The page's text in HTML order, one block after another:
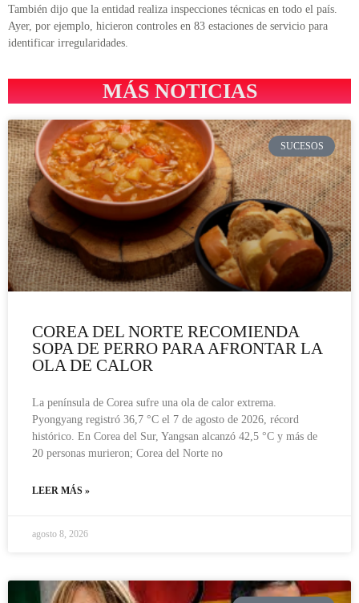
También dijo que la entidad realiza inspecciones técnicas en todo el país.
Ayer, por ejemplo, hicieron controles en 83 estaciones de servicio para
identificar irregularidades.
MÁS NOTICIAS
SUCESOS
COREA DEL NORTE RECOMIENDA
SOPA DE PERRO PARA AFRONTAR LA
OLA DE CALOR
La península de Corea sufre una ola de calor extrema.
Pyongyang registró 36,7 °C el 7 de agosto de 2026, récord
histórico. En Corea del Sur, Yangsan alcanzó 42,5 °C y más de
20 personas murieron; Corea del Norte no
LEER MÁS »
agosto 8, 2026